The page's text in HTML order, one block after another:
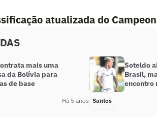
atualizada do
mais uma
da Bolívia para
de base
Há 5 anos
Soteldo
Brasil,
encontro
Santos